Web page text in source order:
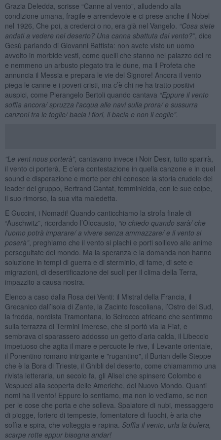
Grazia Deledda, scrisse “Canne al vento”, alludendo alla
condizione umana, fragile e arrendevole e ci prese anche il Nobel
nel 1926, Che poi, a crederci o no, era già nel Vangelo. “Cosa siete
andati a vedere nel deserto? Una canna sbattuta dal vento?”, dice
Gesù parlando di Giovanni Battista: non avete visto un uomo
avvolto in morbide vesti, come quelli che stanno nel palazzo del re
e nemmeno un arbusto piegato tra le dune, ma il Profeta che
annuncia il Messia e prepara le vie del Signore! Ancora il vento
piega le canne e i poveri cristi, ma c’è chi ne ha tratto positivi
auspici, come Pierangelo Bertoli quando cantava “Eppure il vento
soffia ancora/ spruzza l'acqua alle navi sulla prora/ e sussurra
canzoni tra le foglie/ bacia i fiori, li bacia e non li coglie”.
"Le vent nous porterà", cantavano invece i Noir Desir, tutto sparirà,
il vento ci porterà. E c’era contestazione in quella canzone e in quel
sound e disperazione e morte per chi conosce la storia crudele del
leader del gruppo, Bertrand Cantat, femminicida, con le sue colpe,
il suo rimorso, la sua vita maledetta.
E Guccini, i Nomadi! Quando canticchiamo la strofa finale di
“Auschwitz”, ricordando l’Olocausto, “io chiedo quando sarà/ che
l’uomo potrà imparare/ a vivere senza ammazzare/ e il vento si
poserà”, preghiamo che il vento si plachi e porti sollievo alle anime
perseguitate del mondo. Ma la speranza e la domanda non hanno
soluzione in tempi di guerra e di sterminio, di fame, di sete e
migrazioni, di desertificazione dei suoli per il clima della Terra,
impazzito a causa nostra.
Elenco a caso dalla Rosa dei Venti: il Mistral della Francia, il
Grecanico dall’isola di Zante, la Zacinto foscoliana, l’Ostro del Sud,
la fredda, nordista Tramontana, lo Scirocco africano che sentimmo
sulla terrazza di Termini Imerese, che si portò via la Fiat, e
sembrava ci sparassero addosso un getto d’aria calda, il Libeccio
impetuoso che agita il mare e percuote le rive, il Levante orientale,
il Ponentino romano intrigante e "rugantino", il Burian delle Steppe
che è la Bora di Trieste, il Ghibli del deserto, come chiamammo una
rivista letteraria, un secolo fa, gli Alisei che spinsero Colombo e
Vespucci alla scoperta delle Americhe, del Nuovo Mondo. Quanti
nomi ha il vento! Eppure lo sentiamo, ma non lo vediamo, se non
per le cose che porta e che solleva. Spalatore di nubi, messaggero
di piogge, foriero di tempeste, fomentatore di fuochi, è aria che
soffia e spira, che volteggia e rapina. Soffia il vento, urla la bufera,
scarpe rotte eppur bisogna andar!